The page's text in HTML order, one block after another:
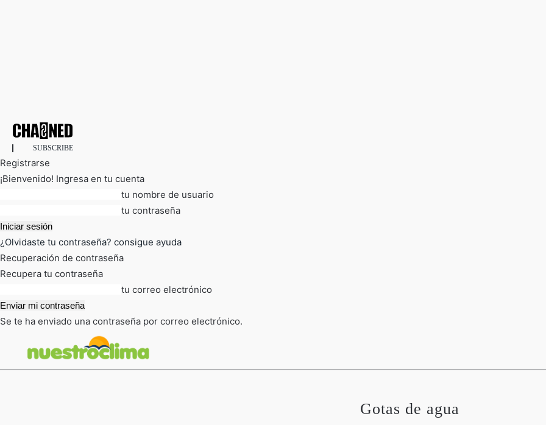
SUBSCRIBE
Registrarse
¡Bienvenido! Ingresa en tu cuenta
tu nombre de usuario
tu contraseña
¿Olvidaste tu contraseña? consigue ayuda
Recuperación de contraseña
Recupera tu contraseña
tu correo electrónico
Se te ha enviado una contraseña por correo electrónico.
Gotas de agua